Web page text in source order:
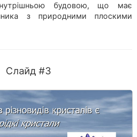
будовою, що має
з природними плоскими
Слайд #3